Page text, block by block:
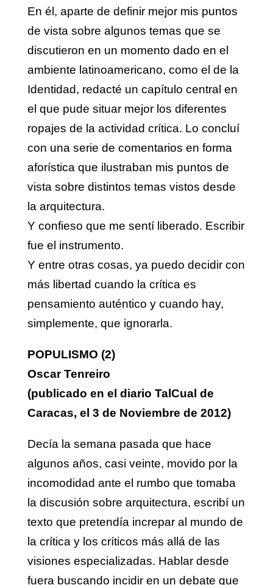
En él, aparte de definir mejor mis puntos
de vista sobre algunos temas que se
discutieron en un momento dado en el
ambiente latinoamericano, como el de la
Identidad, redacté un capítulo central en
el que pude situar mejor los diferentes
ropajes de la actividad crítica. Lo concluí
con una serie de comentarios en forma
aforística que ilustraban mis puntos de
vista sobre distintos temas vistos desde
la arquitectura.
Y confieso que me sentí liberado. Escribir
fue el instrumento.
Y entre otras cosas, ya puedo decidir con
más libertad cuando la crítica es
pensamiento auténtico y cuando hay,
simplemente, que ignorarla.
POPULISMO (2)
Oscar Tenreiro
(publicado en el diario TalCual de
Caracas, el 3 de Noviembre de 2012)
Decía la semana pasada que hace
algunos años, casi veinte, movido por la
incomodidad ante el rumbo que tomaba
la discusión sobre arquitectura, escribí un
texto que pretendía increpar al mundo de
la crítica y los críticos más allá de las
visiones especializadas. Hablar desde
fuera buscando incidir en un debate que